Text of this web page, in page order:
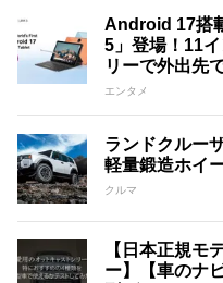
Android 17搭
5」登場！11
リーで外出先
エンタメ
ランドクルー
軽量鍛造ホイ
クルマ
【日本正規モ
ー】【車のナ